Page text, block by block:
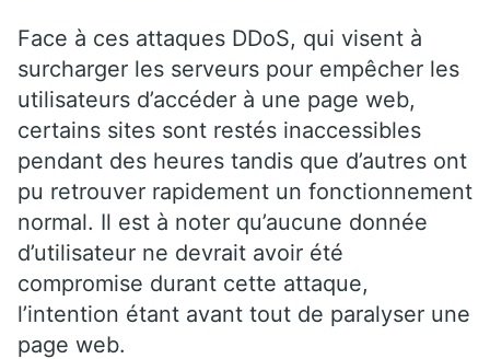
Face à ces attaques DDoS, qui visent à
surcharger les serveurs pour empêcher les
utilisateurs d’accéder à une page web,
certains sites sont restés inaccessibles
pendant des heures tandis que d’autres ont
pu retrouver rapidement un fonctionnement
normal. Il est à noter qu’aucune donnée
d’utilisateur ne devrait avoir été
compromise durant cette attaque,
l’intention étant avant tout de paralyser une
page web.